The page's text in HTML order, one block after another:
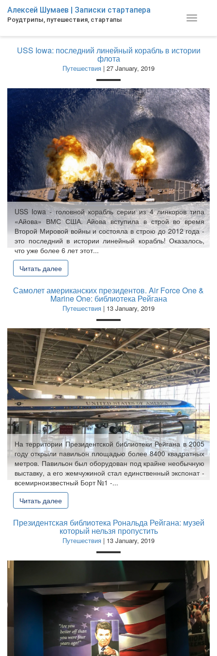
Skip
main
Алексей Шумаев | Записки стартапера
Роудтрипы, путешествия, стартапы
Toggle
USS Iowa: последний линейный корабль в истории
флота
Путешествия | 27 January, 2019
USS Iowa - головной корабль серии из 4 линкоров типа
«Айова» ВМС США. Айова вступила в строй во время
Второй Мировой войны и состояла в строю до 2012 года -
это последний в истории линейный корабль! Оказалось,
что уже более 6 лет этот...
Читать далее
Самолет американских президентов. Air Force One &
Marine One: библиотека Рейгана
Путешествия | 13 January, 2019
На территории Президентской библиотеки Рейгана в 2005
году открыли павильон площадью более 8400 квадратных
метров. Павильон был оборудован под крайне необычную
выставку, а его жемчужиной стал единственный экспонат -
всемирноизвестный Борт №1 -...
Читать далее
Президентская библиотека Рональда Рейгана: музей
который нельзя пропустить
Путешествия | 13 January, 2019